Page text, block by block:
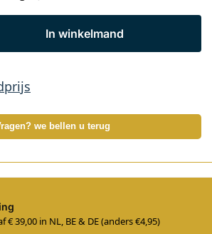
In winkelmand
we bellen u terug
€ 39,00 in NL, BE & DE (anders €4,95)